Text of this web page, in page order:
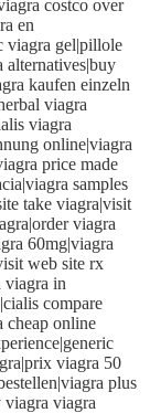
costco over
en
viagra gel|pillole
alternatives|buy
kaufen einzeln
viagra
viagra
online|viagra
price made
samples
take viagra|visit
viagra
60mg|viagra
web site rx
viagra in
compare
cheap online
viagra 50
plus
viagra viagra